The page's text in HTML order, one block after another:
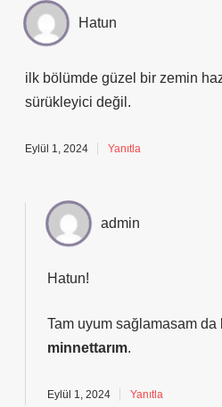
Hatun
ilk bölümde güzel bir zemin
sürükleyici değil.
Eylül 1, 2024 Yanıtla
admin
Hatun!
Tam uyum sağlamasam da
minnettarım.
Eylül 1, 2024 Yanıtla